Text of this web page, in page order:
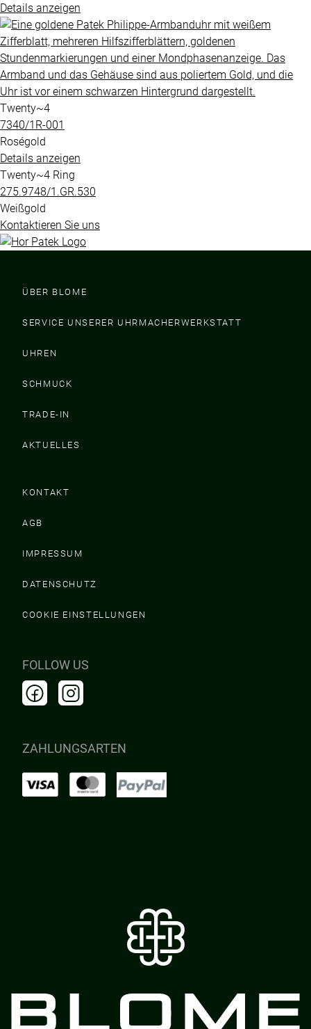
Details anzeigen
Twenty~4
7340​/1R​-001
Roségold
Details anzeigen
Twenty~4 Ring
275.9748​/1.GR.530
Weißgold
Kontaktieren Sie uns
ÜBER BLOME
SERVICE UNSERER UHRMACHERWERKSTATT
UHREN
SCHMUCK
TRADE-IN
AKTUELLES
KONTAKT
AGB
IMPRESSUM
DATENSCHUTZ
COOKIE EINSTELLUNGEN
FOLLOW US
ZAHLUNGSARTEN